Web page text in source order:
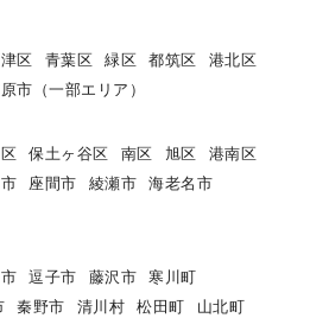
区 青葉区 緑区 都筑区
港北区
市（一部エリア）
保土ヶ谷区 南区 旭区
港南区
座間市 綾瀬市
海老名市
逗子市 藤沢市
寒川町
秦野市 清川村 松田町
山北町